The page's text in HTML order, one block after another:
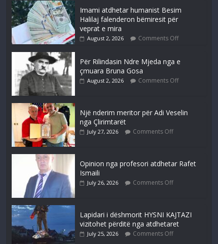
Imami atdhetar humanist Besim
Halilaj falenderon bëmiresit për
veprat e mira
August 2, 2026 Comments Off
Për Rilindasin Ndre Mjeda nga e
çmuara Bruna Gosa
August 2, 2026 Comments Off
Një nderim meritor për Adi Veselin
nga Çlirimtarët
July 27, 2026 Comments Off
Opinion nga profesori atdhetar Rafet
Ismaili
July 26, 2026 Comments Off
Lapidari i dëshmorit HYSNI KAJTAZI
vizitohet përditë nga atdhetaret
July 25, 2026 Comments Off